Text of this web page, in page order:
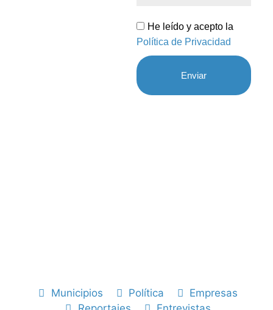
He leído y acepto la
Política de Privacidad
Enviar
Municipios Política
Empresas